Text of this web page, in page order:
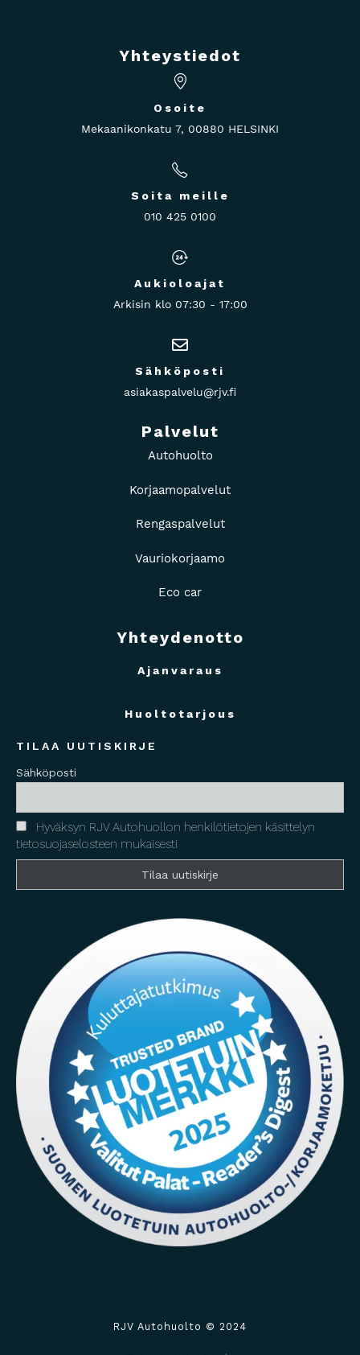
Yhteystiedot
Osoite
Mekaanikonkatu 7, 00880 HELSINKI
Soita meille
010 425 0100
Aukioloajat
Arkisin klo 07:30 - 17:00
Sähköposti
asiakaspalvelu@rjv.fi
Palvelut
Autohuolto
Korjaamopalvelut
Rengaspalvelut
Vauriokorjaamo
Eco car
Yhteydenotto
Ajanvaraus
Huoltotarjous
TILAA UUTISKIRJE
Sähköposti
Hyväksyn RJV Autohuollon henkilötietojen käsittelyn
tietosuojaselosteen mukaisesti
RJV Autohuolto © 2024